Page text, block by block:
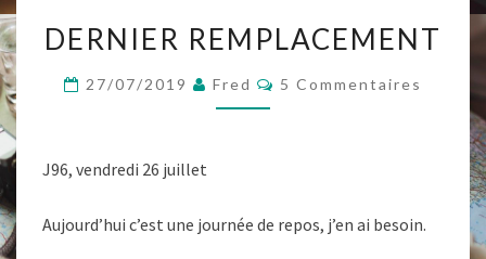
REMPLACEMENT
DERNIER REMPLACEMENT
27/07/2019 Fred Commentaires
5 Commentaires
J96, vendredi 26 juillet
Aujourd’hui c’est une journée de repos, j’en ai besoin.